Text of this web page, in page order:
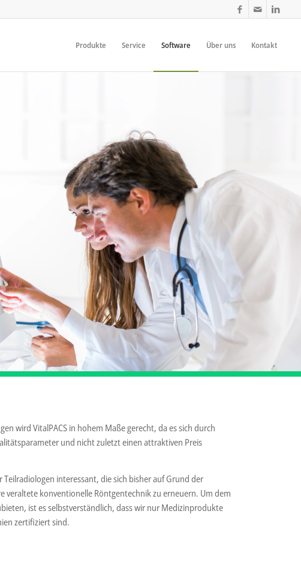
Produkte Service Software Über uns Kontakt
wird VitalPACS in hohem Maße gerecht, da es sich durch
und nicht zuletzt einen attraktiven Preis
interessant, die sich bisher auf Grund der
konventionelle Röntgentechnik zu erneuern. Um dem
ist es selbstverständlich, dass wir nur Medizinprodukte
zertifiziert sind.